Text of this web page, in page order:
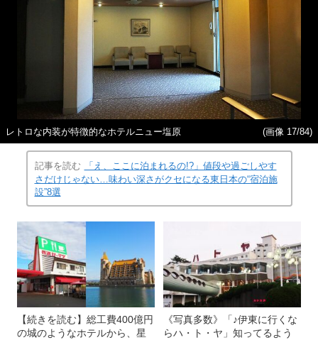
レトロな内装が特徴的なホテルニュー塩原 (画像 17/84)
記事を読む
「え、ここに泊まれるの!?」値段や過ごしやす
さだけじゃない…味わい深さがクセになる東日本の“宿泊施
設”8選
【続きを読む】総工費400億円
の城のようなホテルから、星
《写真多数》「♪伊東に行くな
らハ・ト・ヤ」知ってるよう